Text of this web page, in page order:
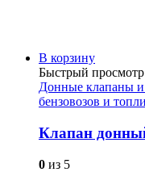
В корзину
Быстрый просмотр
Донные клапаны
бензовозов и
Клапан
0 из 5